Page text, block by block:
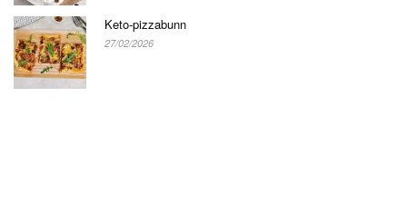
Keto-pizzabunn
27/02/2026